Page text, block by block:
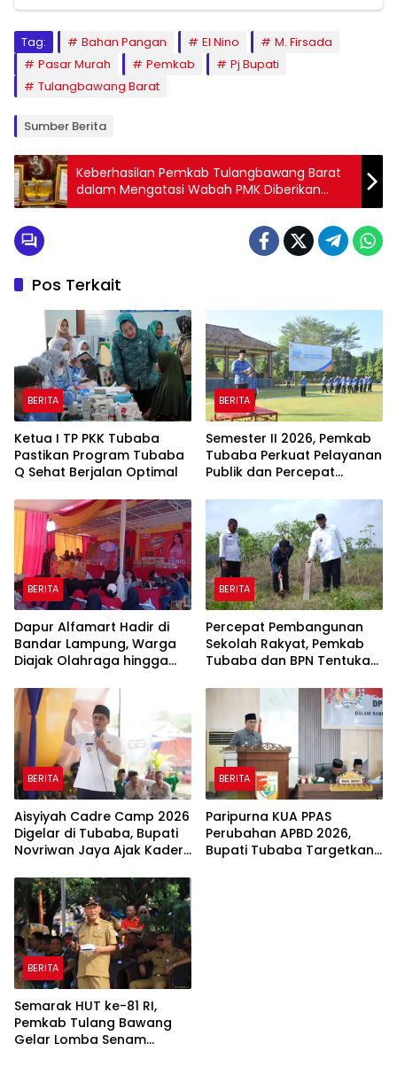
Tag: Bahan Pangan El Nino
M. Firsada
Pasar Murah
Pemkab
Pj Bupati
Tulangbawang Barat
Sumber Berita
Keberhasilan Pemkab Tulangbawang Barat
dalam Mengatasi Wabah PMK Diberikan
Penghargaan Gubernur Lampung
Pos Terkait
BERITA
Ketua I TP PKK Tubaba
Pastikan Program Tubaba
Q Sehat Berjalan Optimal
BERITA
Semester II 2026, Pemkab
Tubaba Perkuat Pelayanan
Publik dan Percepat
BERITA
Dapur Alfamart Hadir di
Bandar Lampung, Warga
Diajak Olahraga hingga
BERITA
Percepat Pembangunan
Sekolah Rakyat, Pemkab
Tubaba dan BPN Tentukan
BERITA
Aisyiyah Cadre Camp 2026
Digelar di Tubaba, Bupati
Novriwan Jaya Ajak Kader
Pembangunan
BERITA
Paripurna KUA PPAS
Perubahan APBD 2026,
Bupati Tubaba Targetkan
BERITA
Semarak HUT ke-81 RI,
Pemkab Tulang Bawang
Gelar Lomba Senam